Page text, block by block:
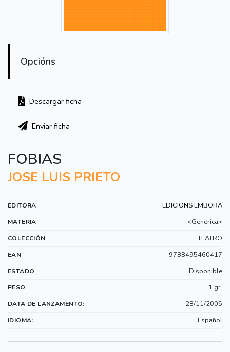
Opcións
Descargar ficha
Enviar ficha
FOBIAS
JOSE LUIS PRIETO
EDITORA EDICIONS EMBORA
MATERIA <Genérica>
COLECCIÓN TEATRO
EAN 9788495460417
ESTADO Disponible
PESO 1 gr.
DATA DE LANZAMENTO: 28/11/2005
IDIOMA: Español